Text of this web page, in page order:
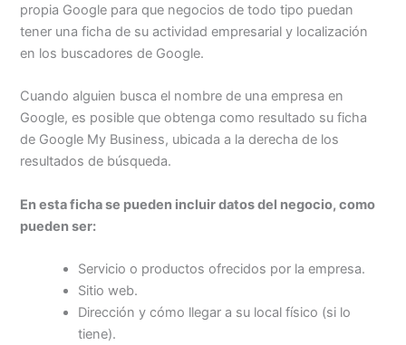
propia Google para que negocios de todo tipo puedan
tener una ficha de su actividad empresarial y localización
en los buscadores de Google.
Cuando alguien busca el nombre de una empresa en
Google, es posible que obtenga como resultado su ficha
de Google My Business, ubicada a la derecha de los
resultados de búsqueda.
En esta ficha se pueden incluir datos del negocio, como
pueden ser:
Servicio o productos ofrecidos por la empresa.
Sitio web.
Dirección y cómo llegar a su local físico (si lo
tiene).